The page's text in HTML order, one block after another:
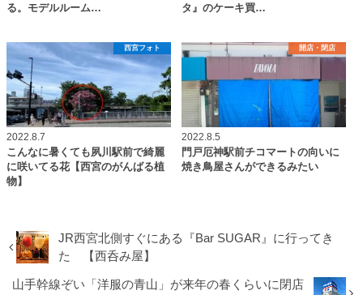
る。モデルルーム…
タ』のケーキ買…
西宮フォト
2022.8.7
こんなに暑くても夙川駅前で綺麗
に咲いてる花【西宮のがんばる植
物】
開店・閉店
2022.8.5
門戸厄神駅前チコマートの向いに
焼き鳥屋さんができるみたい
JR西宮北側すぐにある『Bar SUGAR』に行ってき
た 【西呑み屋】
山手幹線ぞい「洋服の青山」が来年の春くらいに閉店